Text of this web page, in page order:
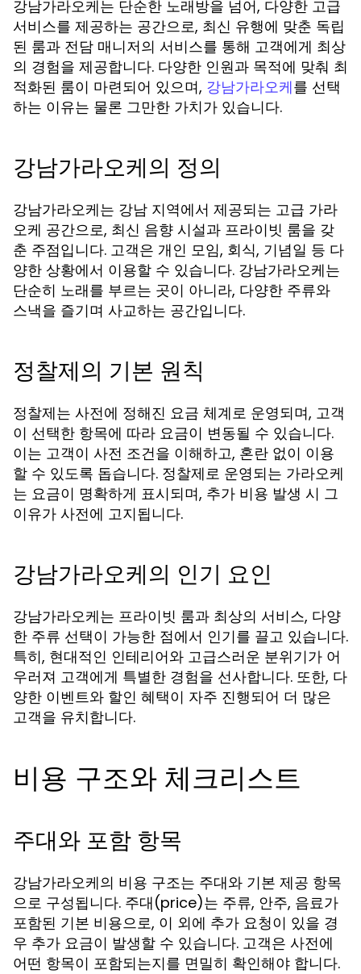
강남가라오케는 단순한 노래방을 넘어, 다양한 고급
서비스를 제공하는 공간으로, 최신 유행에 맞춘 독립
된 룸과 전담 매니저의 서비스를 통해 고객에게 최상
의 경험을 제공합니다. 다양한 인원과 목적에 맞춰 최
적화된 룸이 마련되어 있으며, 강남가라오케를 선택
하는 이유는 물론 그만한 가치가 있습니다.
강남가라오케의 정의
강남가라오케는 강남 지역에서 제공되는 고급 가라
오케 공간으로, 최신 음향 시설과 프라이빗 룸을 갖
춘 주점입니다. 고객은 개인 모임, 회식, 기념일 등 다
양한 상황에서 이용할 수 있습니다. 강남가라오케는
단순히 노래를 부르는 곳이 아니라, 다양한 주류와
스낵을 즐기며 사교하는 공간입니다.
정찰제의 기본 원칙
정찰제는 사전에 정해진 요금 체계로 운영되며, 고객
이 선택한 항목에 따라 요금이 변동될 수 있습니다.
이는 고객이 사전 조건을 이해하고, 혼란 없이 이용
할 수 있도록 돕습니다. 정찰제로 운영되는 가라오케
는 요금이 명확하게 표시되며, 추가 비용 발생 시 그
이유가 사전에 고지됩니다.
강남가라오케의 인기 요인
강남가라오케는 프라이빗 룸과 최상의 서비스, 다양
한 주류 선택이 가능한 점에서 인기를 끌고 있습니다.
특히, 현대적인 인테리어와 고급스러운 분위기가 어
우러져 고객에게 특별한 경험을 선사합니다. 또한, 다
양한 이벤트와 할인 혜택이 자주 진행되어 더 많은
고객을 유치합니다.
비용 구조와 체크리스트
주대와 포함 항목
강남가라오케의 비용 구조는 주대와 기본 제공 항목
으로 구성됩니다. 주대(price)는 주류, 안주, 음료가
포함된 기본 비용으로, 이 외에 추가 요청이 있을 경
우 추가 요금이 발생할 수 있습니다. 고객은 사전에
어떤 항목이 포함되는지를 면밀히 확인해야 합니다.